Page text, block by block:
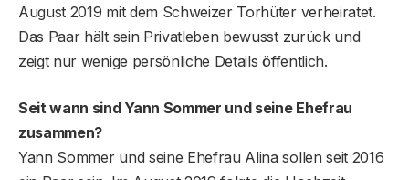
August 2019 mit dem Schweizer Torhüter verheiratet.
Das Paar hält sein Privatleben bewusst zurück und
zeigt nur wenige persönliche Details öffentlich.
Seit wann sind Yann Sommer und seine Ehefrau
zusammen?
Yann Sommer und seine Ehefrau Alina sollen seit 2016